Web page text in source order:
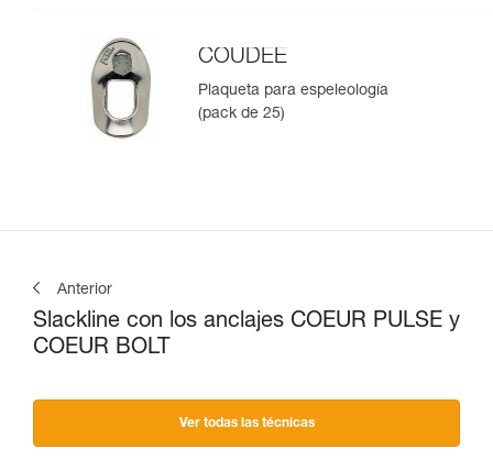
COUDEE
Plaqueta para espeleología
(pack de 25)
Anterior
Slackline con los anclajes COEUR PULSE y
COEUR BOLT
Ver todas las técnicas